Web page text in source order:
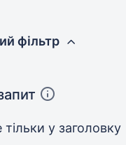
фільтр
у заголовку